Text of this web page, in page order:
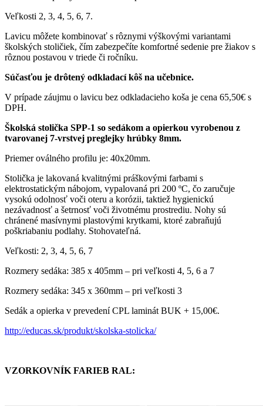
Veľkosti 2, 3, 4, 5, 6, 7.
Lavicu môžete kombinovať s rôznymi výškovými variantami
školských stoličiek, čím zabezpečíte komfortné sedenie pre žiakov s
rôznou postavou v triede či ročníku.
Súčasťou je drôtený odkladací kôš na učebnice.
V prípade záujmu o lavicu bez odkladacieho koša je cena 65,50€ s
DPH.
Školská stolička SPP-1 so sedákom a opierkou vyrobenou z
tvarovanej 7-vrstvej preglejky hrúbky 8mm.
Priemer oválného profilu je: 40x20mm.
Stolička je lakovaná kvalitnými práškovými farbami s
elektrostatickým nábojom, vypalovaná pri 200 ºC, čo zaručuje
vysokú odolnosť voči oteru a korózii, taktiež hygienickú
nezávadnosť a šetrnosť voči životnému prostrediu. Nohy sú
chránené masívnymi plastovými krytkami, ktoré zabraňujú
poškriabaniu podlahy. Stohovateľná.
Veľkosti: 2, 3, 4, 5, 6, 7
Rozmery sedáka: 385 x 405mm – pri veľkosti 4, 5, 6 a 7
Rozmery sedáka: 345 x 360mm – pri veľkosti 3
Sedák a opierka v prevedení CPL laminát BUK + 15,00€.
http://educas.sk/produkt/skolska-stolicka/
VZORKOVNÍK FARIEB RAL: